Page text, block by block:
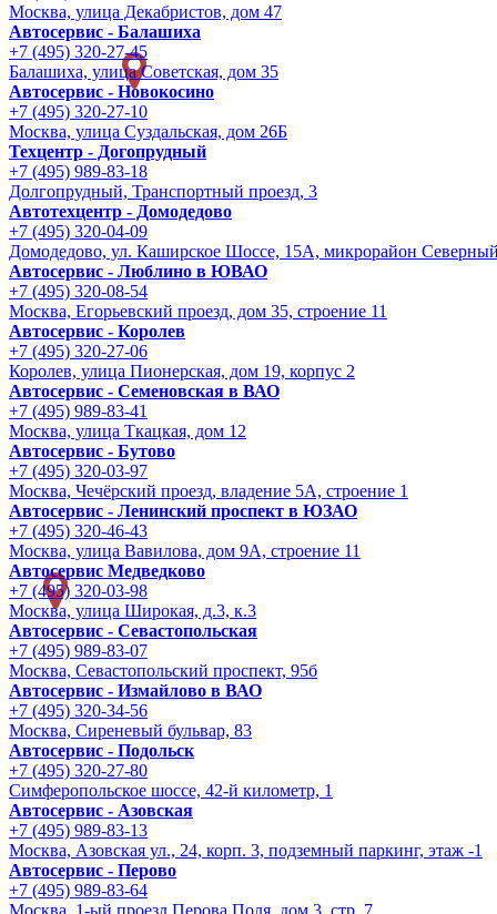
Москва, улица Декабристов, дом 47
Автосервис - Балашиха
+7 (495) 320-27-45
Балашиха, улица Советская, дом 35
Автосервис - Новокосино
+7 (495) 320-27-10
Москва, улица Суздальская, дом 26Б
Техцентр - Догопрудный
+7 (495) 989-83-18
Долгопрудный, Транспортный проезд, 3
Автотехцентр - Домодедово
+7 (495) 320-04-09
Домодедово, ул. Каширское Шоссе, 15А, микрорайон
Автосервис - Люблино в ЮВАО
+7 (495) 320-08-54
Москва, Егорьевский проезд, дом 35, строение 11
Автосервис - Королев
+7 (495) 320-27-06
Королев, улица Пионерская, дом 19, корпус 2
Автосервис - Семеновская в ВАО
+7 (495) 989-83-41
Москва, улица Ткацкая, дом 12
Автосервис - Бутово
+7 (495) 320-03-97
Москва, Чечёрский проезд, владение 5А, строение 1
Автосервис - Ленинский проспект в ЮЗАО
+7 (495) 320-46-43
Москва, улица Вавилова, дом 9A, строение 11
Автосервис Медведково
+7 (495) 320-03-98
Москва, улица Широкая, д.3, к.3
Автосервис - Cевастопольская
+7 (495) 989-83-07
Москва, Севастопольский проспект, 95б
Автосервис - Измайлово в ВАО
+7 (495) 320-34-56
Москва, Сиреневый бульвар, 83
Автосервис - Подольск
+7 (495) 320-27-80
Симферопольское шоссе, 42-й километр, 1
Автосервис - Азовская
+7 (495) 989-83-13
Москва, Азовская ул., 24, корп. 3, подземный паркинг, этаж -1
Автосервис - Перово
+7 (495) 989-83-64
Москва, 1-ый проезд Перова Поля, дом 3, стр. 7